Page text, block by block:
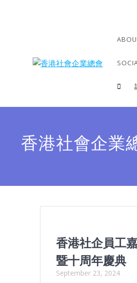
香港社會企業
香港社企員⼯
暨十周年慶典
September 23, 2024